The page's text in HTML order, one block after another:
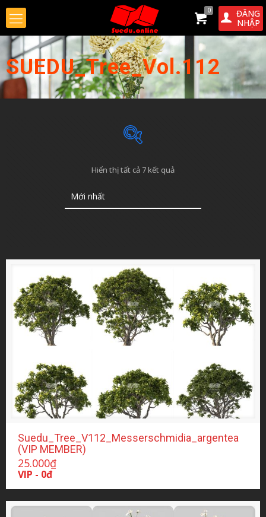
0
ĐĂNG
NHẬP
SUEDU_Tree_Vol.112
Hiển thị tất cả 7 kết quảĐược
Suedu_Tree_V112_Messerschmidia_argentea
(VIP MEMBER)
25.000₫
VIP - 0đ